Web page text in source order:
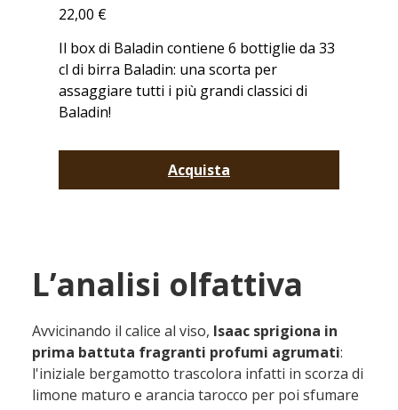
22,00 €
Il box di Baladin contiene 6 bottiglie da 33
cl di birra Baladin: una scorta per
assaggiare tutti i più grandi classici di
Baladin!
Acquista
L’analisi olfattiva
Avvicinando il calice al viso, Isaac sprigiona in
prima battuta fragranti profumi agrumati:
l'iniziale bergamotto trascolora infatti in scorza di
limone maturo e arancia tarocco per poi sfumare